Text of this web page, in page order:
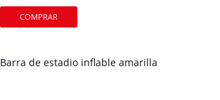
Barra de estadio inflable amarilla